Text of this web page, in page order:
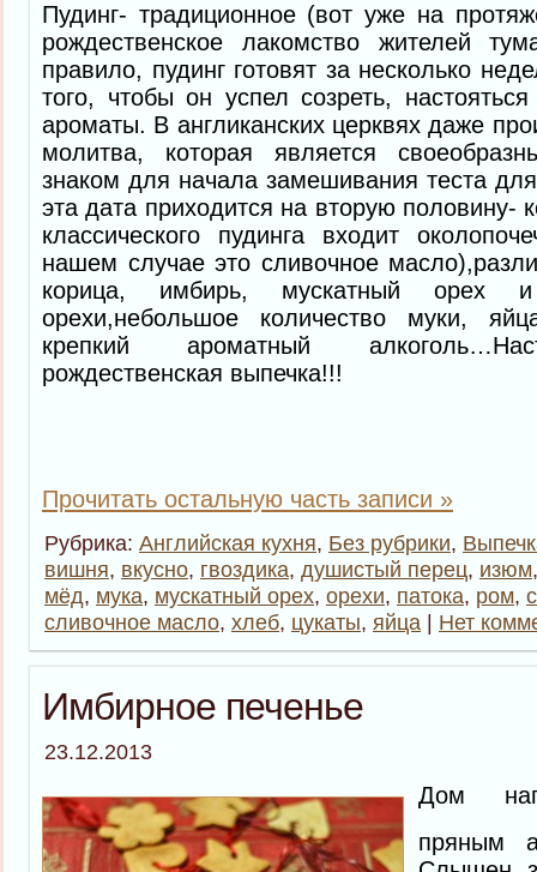
Пудинг- традиционное (вот уже на
рождественское лакомство жителей
правило, пудинг готовят за несколько
того, чтобы он успел созреть,
ароматы. В англиканских церквях даже
молитва, которая является
знаком для начала замешивания теста
эта дата приходится на вторую половину-
классического пудинга входит
нашем случае это сливочное
корица, имбирь, мускатный орех и
орехи,небольшое количество муки,
крепкий ароматный
рождественская выпечка!!!
Прочитать остальную часть записи »
Рубрика: Английская кухня, Без рубрики,
вишня, вкусно, гвоздика, душистый перец, изюм
мёд, мука, мускатный орех, орехи, патока, ром,
сливочное масло, хлеб, цукаты, яйца | Нет
Имбирное печенье
23.12.2013
Дом
пряным